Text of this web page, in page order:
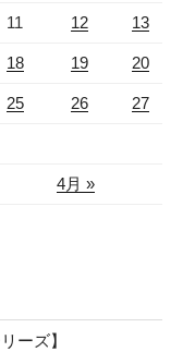
4月 »
11 12 13
18 19 20
25 26 27
ーズ】